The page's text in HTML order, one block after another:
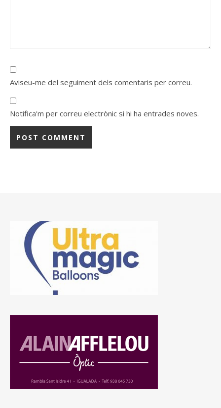
Aviseu-me del seguiment dels comentaris per correu.
Notifica'm per correu electrònic si hi ha entrades noves.